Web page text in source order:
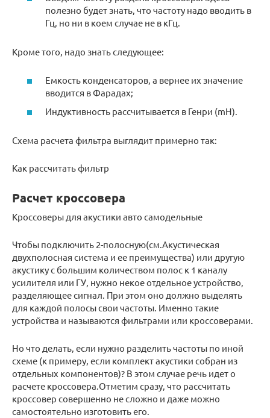
полезно будет знать, что частоту надо вводить в
Гц, но ни в коем случае не в кГц.
Кроме того, надо знать следующее:
Емкость конденсаторов, а вернее их значение
вводится в Фарадах;
Индуктивность рассчитывается в Генри (mH).
Схема расчета фильтра выглядит примерно так:
Как рассчитать фильтр
Расчет кроссовера
Кроссоверы для акустики авто самодельные
Чтобы подключить 2-полосную(см.Акустическая
двухполосная система и ее преимущества) или другую
акустику с большим количеством полос к 1 каналу
усилителя или ГУ, нужно некое отдельное устройство,
разделяющее сигнал. При этом оно должно выделять
для каждой полосы свои частоты. Именно такие
устройства и называются фильтрами или кроссоверами.
Но что делать, если нужно разделить частоты по иной
схеме (к примеру, если комплект акустики собран из
отдельных компонентов)? В этом случае речь идет о
расчете кроссовера.Отметим сразу, что рассчитать
кроссовер совершенно не сложно и даже можно
самостоятельно изготовить его.